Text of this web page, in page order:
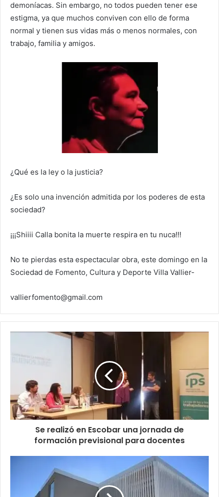
demoníacas. Sin embargo, no todos pueden tener ese
estigma, ya que muchos conviven con ello de forma
normal y tienen sus vidas más o menos normales, con
trabajo, familia y amigos.
¿Qué es la ley o la justicia?
¿Es solo una invención admitida por los poderes de esta
sociedad?
¡¡¡Shiiii Calla bonita la muerte respira en tu nuca!!!
No te pierdas esta espectacular obra, este domingo en la
Sociedad de Fomento, Cultura y Deporte Villa Vallier-
vallierfomento@gmail.com
Se realizó en Escobar una jornada de
formación previsional para docentes